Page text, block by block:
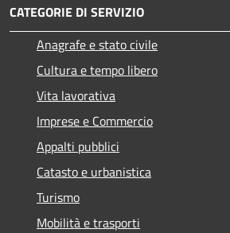
CATEGORIE DI SERVIZIO
Anagrafe e stato civile
Cultura e tempo libero
Vita lavorativa
Imprese e Commercio
Appalti pubblici
Catasto e urbanistica
Turismo
Mobilità e trasporti